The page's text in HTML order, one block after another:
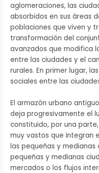
aglomeraciones, las
absorbidos en sus áreas
poblaciones que viven y
transformación del
avanzados que modifica
entre las ciudades y el
rurales. En primer lugar,
sociales entre las
El armazón urbano
deja progresivamente el
constituido, por una
muy vastos que integran
las pequeñas y
pequeñas y medianas
mercados o los flujos